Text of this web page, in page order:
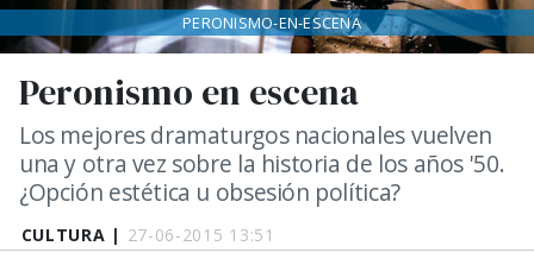
CULTURA | 27-06-2015 13:51
Peronismo en escena
Los mejores dramaturgos nacionales vuelven
una y otra vez sobre la historia de los años '50.
¿Opción estética u obsesión política?
PERONISMO-EN-ESCENA